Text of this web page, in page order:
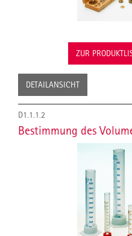
ZUR
DETAILANSICHT
D1.1.1.2
Bestimmung des